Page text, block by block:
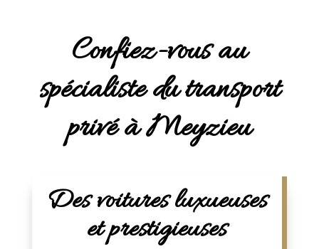
Confiez-vous au
spécialiste du transport
privé à Meyzieu
Des voitures luxueuses
et prestigieuses